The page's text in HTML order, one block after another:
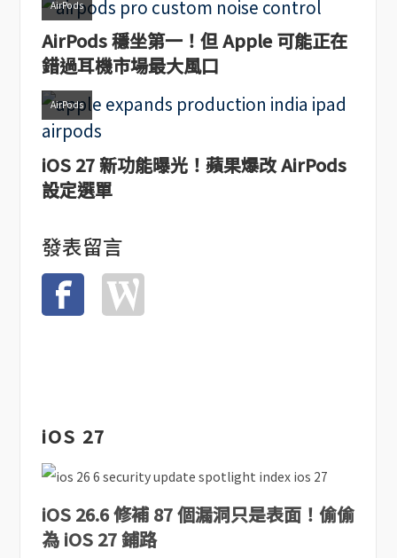
AirPods
AirPods 穩坐第一！但 Apple 可能正在
錯過耳機市場最大風口
AirPods
iOS 27 新功能曝光！蘋果爆改 AirPods
設定選單
發表留言
iOS 27
iOS 26.6 修補 87 個漏洞只是表面！偷偷
為 iOS 27 鋪路